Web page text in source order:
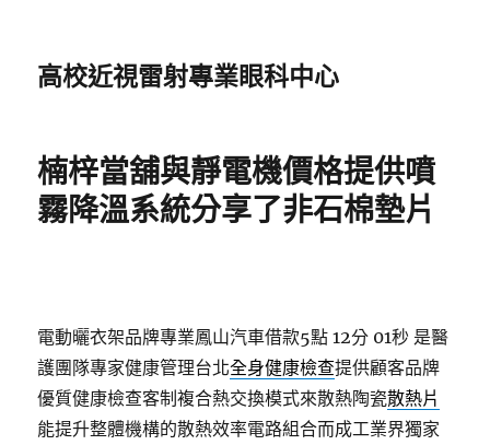
高校近視雷射專業眼科中心
楠梓當舖與靜電機價格提供噴
霧降溫系統分享了非石棉墊片
電動曬衣架品牌專業鳳山汽車借款5點 12分 01秒 是醫
護團隊專家健康管理台北全身健康檢查提供顧客品牌
優質健康檢查客制複合熱交換模式來散熱陶瓷散熱片
能提升整體機構的散熱效率電路組合而成工業界獨家